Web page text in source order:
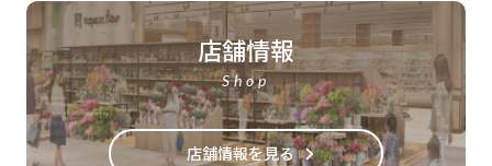
店舗情報
Shop
店舗情報を見る